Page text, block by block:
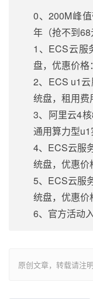
0、200M峰
年（抢不到68
1、ECS云服
盘，优惠价格
2、ECS u1
统盘，租用费
3、阿里云4
通用算力型u1
4、ECS云服
统盘，优惠价
5、ECS云服
统盘，优惠价
6、官方活动
原创文章，转载请注